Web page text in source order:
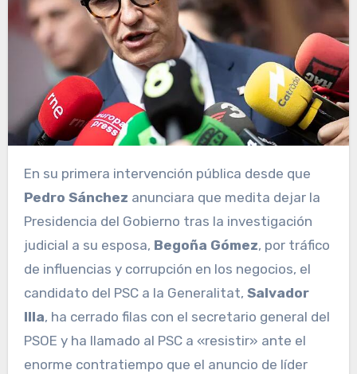
En su primera intervención pública desde que
Pedro Sánchez anunciara que medita dejar la
Presidencia del Gobierno tras la investigación
judicial a su esposa, Begoña Gómez, por tráfico
de influencias y corrupción en los negocios, el
candidato del PSC a la Generalitat, Salvador
Illa, ha cerrado filas con el secretario general del
PSOE y ha llamado al PSC a «resistir» ante el
enorme contratiempo que el anuncio de líder